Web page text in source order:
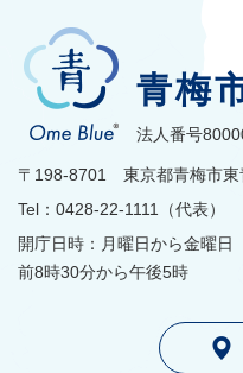
青梅
法人番号
〒198-8701 東京都青梅市東
Tel：0428-22-1111（代表）
開庁日時：月曜日から金曜日
前8時30分から午後5時